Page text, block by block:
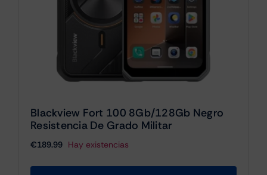
Blackview Fort 100 8Gb/128Gb Negro
Resistencia De Grado Militar
€189.99 Hay existencias